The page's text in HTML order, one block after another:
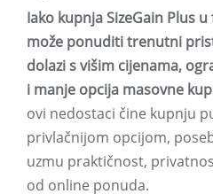
Iako kupnja SizeGain Plus
može ponuditi trenutni
dolazi s višim cijenama,
i manje opcija masovne
ovi nedostaci čine kupnju
privlačnijom opcijom,
uzmu praktičnost,
od online ponuda.